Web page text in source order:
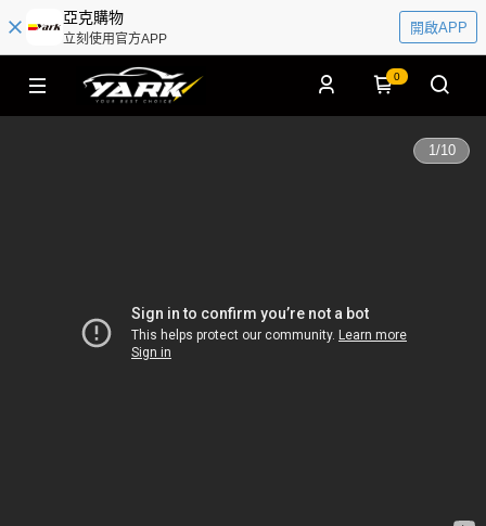
亞克購物
立刻使用官方APP
開啟APP
0
1/10